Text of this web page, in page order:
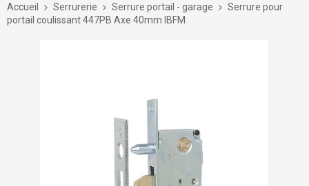
contenu
Accueil Serrurerie Serrure portail - garage
Serrure pour
portail coulissant 447PB Axe 40mm IBFM